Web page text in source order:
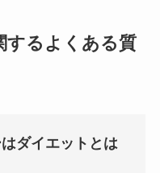
するよくある質
ダイエットとは